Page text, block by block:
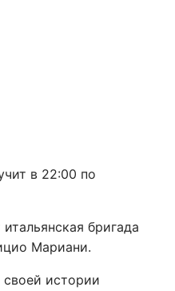
в 22:00 по
бригада
Мариани.
истории